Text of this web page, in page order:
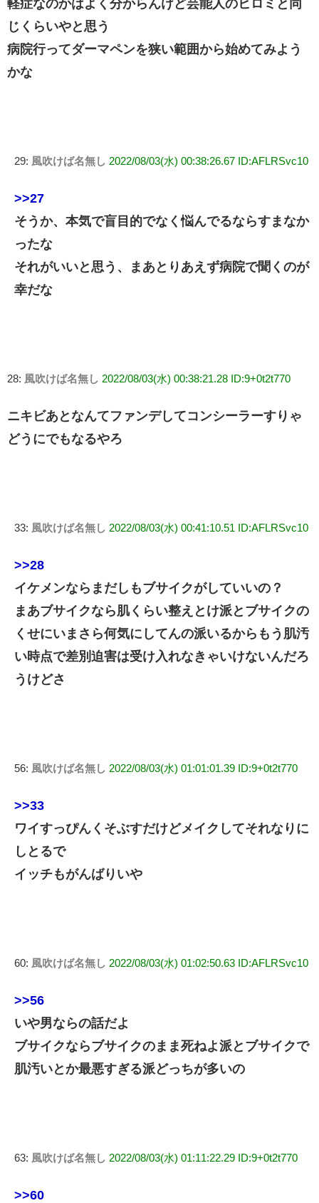
軽症なのかはよく分からんけど芸能人のヒロミと同
じくらいやと思う
病院行ってダーマペンを狭い範囲から始めてみよう
かな
29: 風吹けば名無し 2022/08/03(水) 00:38:26.67 ID:AFLRSvc10
>>27
そうか、本気で盲目的でなく悩んでるならすまなか
ったな
それがいいと思う、まあとりあえず病院で聞くのが
幸だな
28: 風吹けば名無し 2022/08/03(水) 00:38:21.28 ID:9+0t2t770
ニキビあとなんてファンデしてコンシーラーすりゃ
どうにでもなるやろ
33: 風吹けば名無し 2022/08/03(水) 00:41:10.51 ID:AFLRSvc10
>>28
イケメンならまだしもブサイクがしていいの？
まあブサイクなら肌くらい整えとけ派とブサイクの
くせにいまさら何気にしてんの派いるからもう肌汚
い時点で差別迫害は受け入れなきゃいけないんだろ
うけどさ
56: 風吹けば名無し 2022/08/03(水) 01:01:01.39 ID:9+0t2t770
>>33
ワイすっぴんくそぶすだけどメイクしてそれなりに
しとるで
イッチもがんばりいや
60: 風吹けば名無し 2022/08/03(水) 01:02:50.63 ID:AFLRSvc10
>>56
いや男ならの話だよ
ブサイクならブサイクのまま死ねよ派とブサイクで
肌汚いとか最悪すぎる派どっちが多いの
63: 風吹けば名無し 2022/08/03(水) 01:11:22.29 ID:9+0t2t770
>>60